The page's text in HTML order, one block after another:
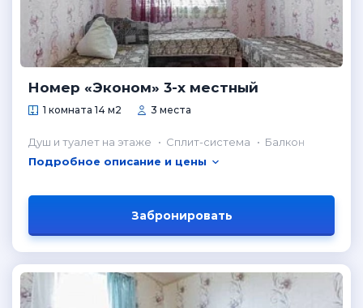
Номер «Эконом» 3-х местный
1 комната 14 м2 3 места
Душ и туалет на этаже Сплит-система
Балкон
Подробное описание и цены
Забронировать